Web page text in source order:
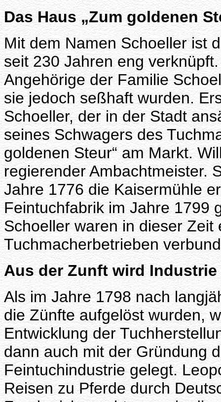
Das Haus „Zum goldenen
Mit dem Namen Schoeller ist
seit 230 Jahren eng
Angehörige der Familie
sie jedoch seßhaft wurden.
Schoeller, der in der Stadt
seines Schwagers des
goldenen Steur“ am Markt.
regierender Ambachtmeister.
Jahre 1776 die Kaisermühle
Feintuchfabrik im Jahre 1799
Schoeller waren in dieser Zeit
Tuchmacherbetrieben
Aus der Zunft wird Industrie
Als im Jahre 1798 nach
die Zünfte aufgelöst wurden,
Entwicklung der
dann auch mit der Gründung
Feintuchindustrie gelegt.
Reisen zu Pferde durch